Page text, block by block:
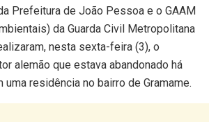
Prefeitura de João Pessoa e o GAAM
da Guarda Civil Metropolitana
nesta sexta-feira (3), o
alemão que estava abandonado há
residência no bairro de Gramame.